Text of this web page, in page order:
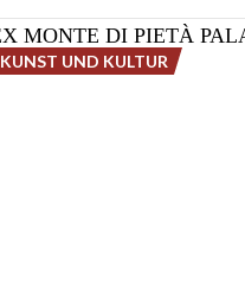
KUNST UND KULTUR